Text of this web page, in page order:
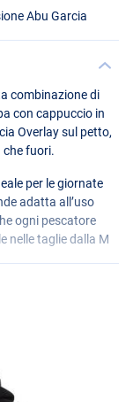
Abu Garcia
combinazione di
con cappuccio in
Overlay sul petto,
che fuori.
per le giornate
adatta all’uso
ogni pescatore
nelle taglie dalla M